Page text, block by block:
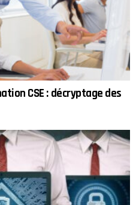
CSE : décryptage des